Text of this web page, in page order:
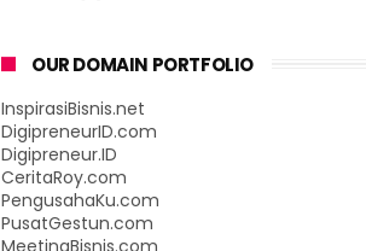
OUR DOMAIN PORTFOLIO
InspirasiBisnis.net
DigipreneurID.com
Digipreneur.ID
CeritaRoy.com
PengusahaKu.com
PusatGestun.com
MeetingBisnis.com